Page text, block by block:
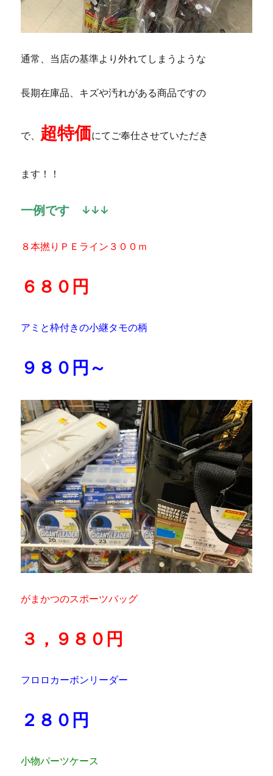
通常、当店の基準より外れてしまうような
長期在庫品、キズや汚れがある商品ですの
で、 超特価にてご奉仕させていただき
ます！！
一例です ↓↓↓
８本撚りＰＥライン３００ｍ
６８０円
アミと枠付きの小継タモの柄
９８０円～
がまかつのスポーツバッグ
３，９８０円
フロロカーボンリーダー
２８０円
小物パーツケース